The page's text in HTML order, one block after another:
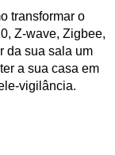
transformar o
Z-wave, Zigbee,
da sua sala um
a sua casa em
vigilância.